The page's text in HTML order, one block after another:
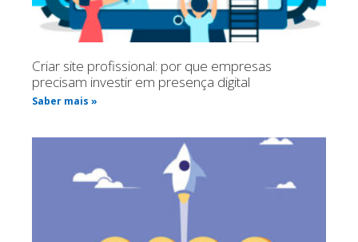
Criar site profissional: por que empresas
precisam investir em presença digital
Saber mais »